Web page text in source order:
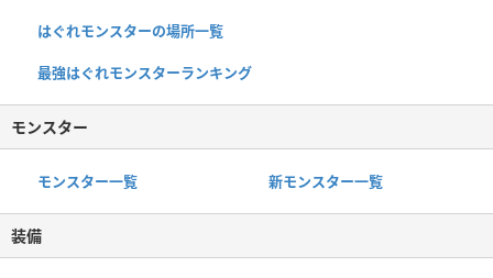
はぐれモンスターの場所一覧
最強はぐれモンスターランキング
モンスター
モンスター一覧 新モンスター一覧
装備